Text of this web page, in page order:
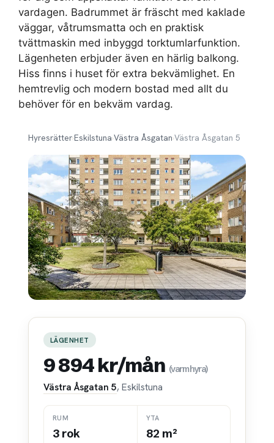
vardagen. Badrummet är fräscht med kaklade
väggar, våtrumsmatta och en praktisk
tvättmaskin med inbyggd torktumlarfunktion.
Lägenheten erbjuder även en härlig balkong.
Hiss finns i huset för extra bekvämlighet. En
hemtrevlig och modern bostad med allt du
behöver för en bekväm vardag.
Hyresrätter›Eskilstuna›Västra Åsgatan›Västra Åsgatan 5
LÄGENHET
9 894 kr/mån (varmhyra)
Västra Åsgatan 5, Eskilstuna
RUM
3 rok
YTA
82 m²